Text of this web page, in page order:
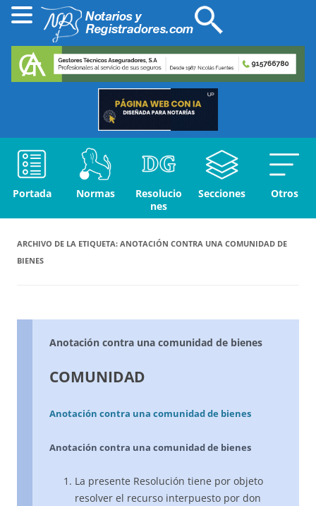
Portada Normas
Resolucio
nes
Secciones Otros
ARCHIVO DE LA ETIQUETA: ANOTACIÓN CONTRA UNA COMUNIDAD DE
BIENES
Anotación contra una comunidad de bienes
COMUNIDAD
Anotación contra una comunidad de bienes
Anotación contra una comunidad de bienes
La presente Resolución tiene por objeto
resolver el recurso interpuesto por don